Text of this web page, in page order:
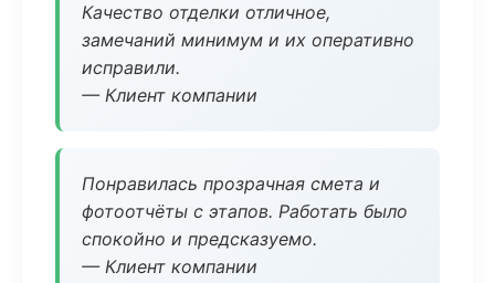
Качество отделки отличное,
замечаний минимум и их оперативно
исправили.
— Клиент компании
Понравилась прозрачная смета и
фотоотчёты с этапов. Работать было
спокойно и предсказуемо.
— Клиент компании